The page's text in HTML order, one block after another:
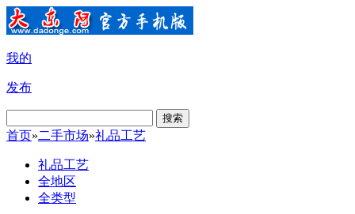
我的
发布
搜索
首页»二手市场»礼品工艺
礼品工艺
全地区
全类型